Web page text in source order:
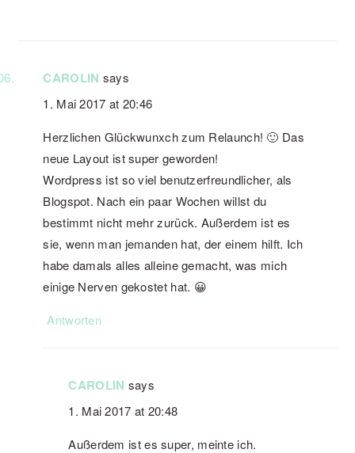
CAROLIN says
1. Mai 2017 at 20:46
Herzlichen Glückwunxch zum Relaunch! 🙂 Das
neue Layout ist super geworden!
Wordpress ist so viel benutzerfreundlicher, als
Blogspot. Nach ein paar Wochen willst du
bestimmt nicht mehr zurück. Außerdem ist es
sie, wenn man jemanden hat, der einem hilft. Ich
habe damals alles alleine gemacht, was mich
einige Nerven gekostet hat. 😀
Antworten
CAROLIN says
1. Mai 2017 at 20:48
Außerdem ist es super, meinte ich.